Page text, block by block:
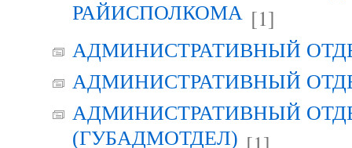
РАЙИСПОЛКОМА [1]
АДМИНИСТРАТИВНЫЙ
АДМИНИСТРАТИВНЫЙ
АДМИНИСТРАТИВНЫЙ
(ГУБАДМОТДЕЛ)